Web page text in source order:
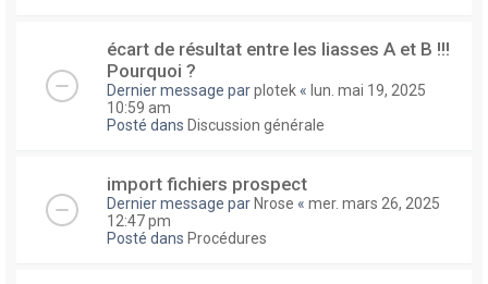
écart de résultat entre les liasses A et B !!!
Pourquoi ?
Dernier message parplotek « lun. mai 19, 2025
10:59 am
Posté dans Discussion générale
import fichiers prospect
Dernier message par Nrose « mer. mars 26, 2025
12:47 pm
Posté dans Procédures